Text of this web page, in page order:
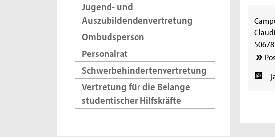
Jugend- und
Auszubildendenvertretung
Ombudsperson
Personalrat
Schwerbehindertenvertretung
Vertretung für die Belange
studentischer Hilfskräfte